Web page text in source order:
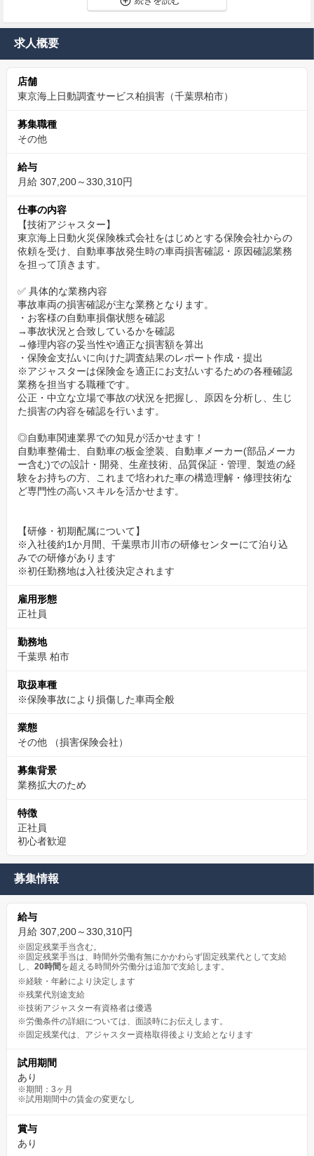
得を目指します）
2.初級技術アジャスター試験（上記試験の合格後、ご入社から1年
以内の取得目指します）
研修終了後は初任地に配属され、OJTを中心に実務を学んで頂き
ます。
配属以降も定期的な研修と自身のレベルに合わせたフォローアッ
ご入社から5年間の手厚い育成カリキュラムをご用意しています。
▰定期的な研修 → 本社での合同研修／配属拠点での技術研修
▰フォローアップ研修 → 1年目終了前・2・3・5年目に実施
◎上位資格を含め専門資格の平均合格率、保有社員数は業界トッ
未経験入社の社員が損害査定のスペシャリストとして多数活躍
しています。
仕事だけでなくプライベート充実！
◆完全週休2日制＆年間休日122日
◆有給初年度16日＆2年目から20日付与
◆昨年度平均残業時間35/月
◆5日間の特別連続有給休暇
「家族一緒に夕食を取れる」「週末にゆっくり家族や友達との時
間が取れる」「長期休暇で海外旅行に行ける」等、ワークライフ
バランスを保ちながら勤務出来る環境です。
求人概要
店舗
東京海上日動調査サービス柏損害（千葉県柏市）
募集職種
その他
給与
月給 307,200～330,310円
仕事の内容
【技術アジャスター】
東京海上日動火災保険株式会社をはじめとする保険会社からの
依頼を受け、自動車事故発生時の車両損害確認・原因確認業務
を担って頂きます。
✅️ 具体的な業務内容
事故車両の損害確認が主な業務となります。
・お客様の自動車損傷状態を確認
→事故状況と合致しているかを確認
→修理内容の妥当性や適正な損害額を算出
・保険金支払いに向けた調査結果のレポート作成・提出
※アジャスターは保険金を適正にお支払いするための各種確認
業務を担当する職種です。
公正・中立な立場で事故の状況を把握し、原因を分析し、生じ
た損害の内容を確認を行います。
◎自動車関連業界での知見が活かせます！
自動車整備士、自動車の板金塗装、自動車メーカー(部品メーカ
ー含む)での設計・開発、生産技術、品質保証・管理、製造の経
験をお持ちの方、これまで培われた車の構造理解・修理技術な
ど専門性の高いスキルを活かせます。
【研修・初期配属について】
※入社後約1か月間、千葉県市川市の研修センターにて泊り込
みでの研修があります
※初任勤務地は入社後決定されます
雇用形態
正社員
勤務地
千葉県 柏市
取扱車種
※保険事故により損傷した車両全般
業態
その他
（損害保険会社）
募集背景
業務拡大のため
特徴
正社員
初心者歓迎
募集情報
給与
月給 307,200～330,310円
※固定残業手当含む。
※固定残業手当は、時間外労働有無にかかわらず固定残業代として支給
し、 20時間を超える時間外労働分は追加で支給します。
※経験・年齢により決定します
※残業代別途支給
※技術アジャスター有資格者は優遇
※労働条件の詳細については、面談時にお伝えします。
※固定残業代は、アジャスター資格取得後より支給となります
試用期間
あり
※期間：3ヶ月
※試用期間中の賃金の変更なし
賞与
あり